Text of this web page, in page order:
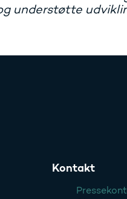
understøtte
Kontakt